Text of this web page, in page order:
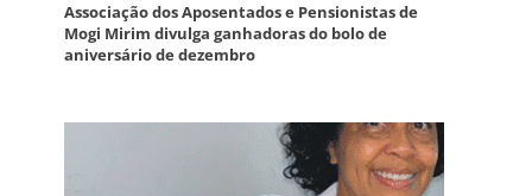
Associação dos Aposentados e Pensionistas de
Mogi Mirim divulga ganhadoras do bolo de
aniversário de dezembro